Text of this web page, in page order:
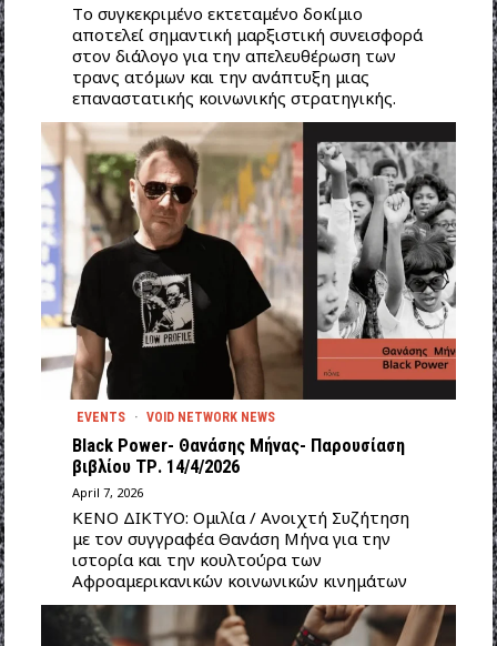
Tο συγκεκριμένο εκτεταμένο δοκίμιο
αποτελεί σημαντική μαρξιστική συνεισφορά
στον διάλογο για την απελευθέρωση των
τρανς ατόμων και την ανάπτυξη μιας
επαναστατικής κοινωνικής στρατηγικής.
EVENTS · VOID NETWORK NEWS
Black Power- Θανάσης Μήνας- Παρουσίαση
βιβλίου ΤΡ. 14/4/2026
April 7, 2026
ΚΕΝΟ ΔΙΚΤΥΟ: Ομιλία / Ανοιχτή Συζήτηση
με τον συγγραφέα Θανάση Μήνα για την
ιστορία και την κουλτούρα των
Αφροαμερικανικών κοινωνικών κινημάτων